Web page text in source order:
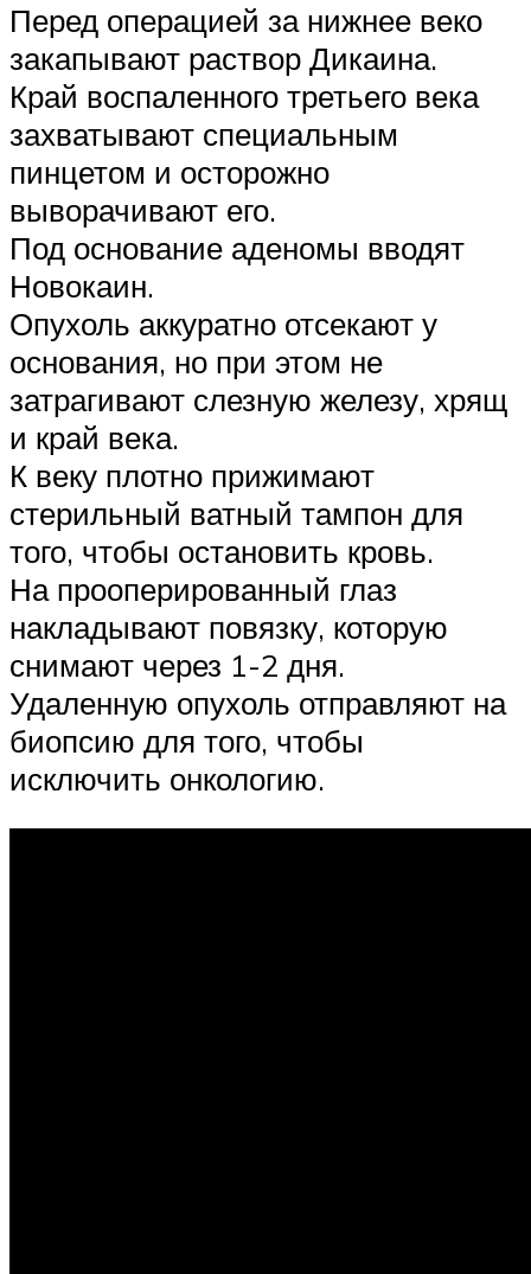
Перед операцией за нижнее веко
закапывают раствор Дикаина.
Край воспаленного третьего века
захватывают специальным
пинцетом и осторожно
выворачивают его.
Под основание аденомы вводят
Новокаин.
Опухоль аккуратно отсекают у
основания, но при этом не
затрагивают слезную железу, хрящ
и край века.
К веку плотно прижимают
стерильный ватный тампон для
того, чтобы остановить кровь.
На прооперированный глаз
накладывают повязку, которую
снимают через 1-2 дня.
Удаленную опухоль отправляют на
биопсию для того, чтобы
исключить онкологию.